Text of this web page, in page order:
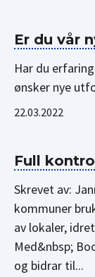
Er du vår
Har du
ønsker nye
22.03.2022
Full
Skrevet av:
kommuner
av lokaler,
Med&nbsp;
og bidrar til...